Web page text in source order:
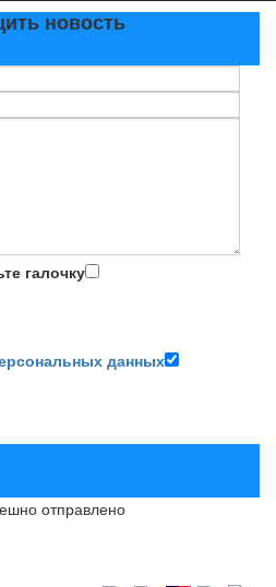
новость
галочку
данных
отправлено